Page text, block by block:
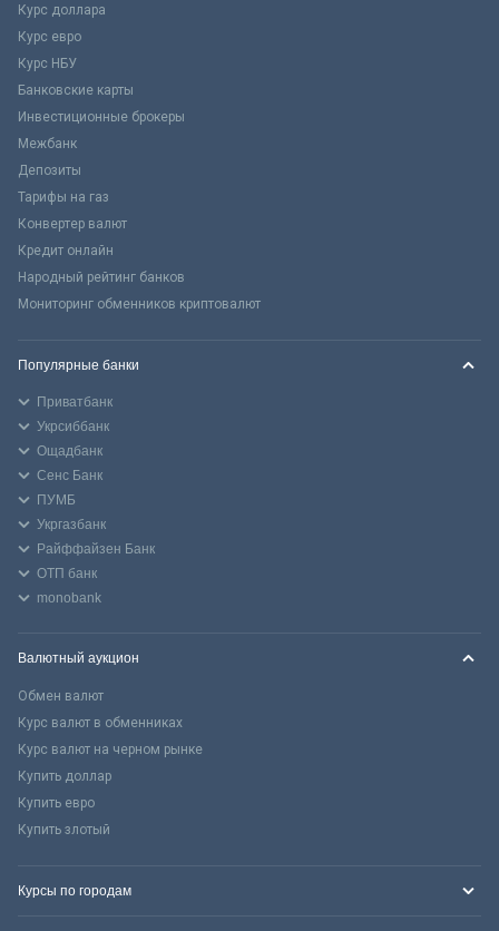
Курс доллара
Курс евро
Курс НБУ
Банковские карты
Инвестиционные брокеры
Межбанк
Депозиты
Тарифы на газ
Конвертер валют
Кредит онлайн
Народный рейтинг банков
Мониторинг обменников криптовалют
Популярные банки
Приватбанк
Укрсиббанк
Ощадбанк
Сенс Банк
ПУМБ
Укргазбанк
Райффайзен Банк
ОТП банк
monobank
Валютный аукцион
Обмен валют
Курс валют в обменниках
Курс валют на черном рынке
Купить доллар
Купить евро
Купить злотый
Курсы по городам